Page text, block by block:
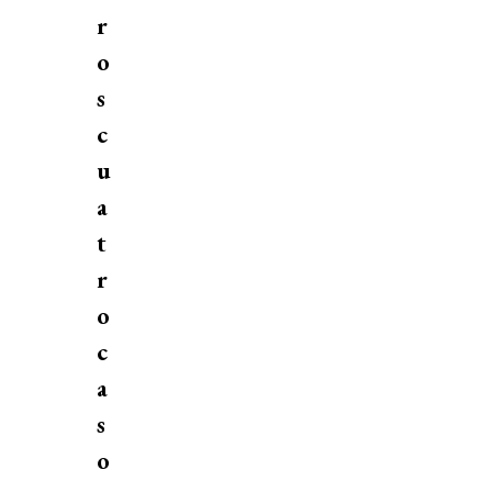
r
o
s
c
u
a
t
r
o
c
a
s
o